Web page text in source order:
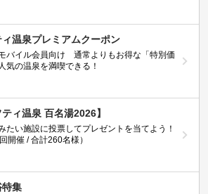
ィ温泉プレミアムクーポン
バイル会員向け 通常よりもお得な「特別価
気の温泉を満喫できる！
ティ温泉 百名湯2026】
たい施設に投票してプレゼントを当てよう！
開催 / 合計260名様）
特集